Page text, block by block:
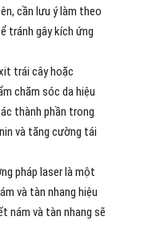
cần lưu ý làm theo
tránh gây kích ứng
trái cây hoặc
chăm sóc da hiệu
thành phần trong
và tăng cường tái
pháp laser là một
và tàn nhang hiệu
nám và tàn nhang sẽ